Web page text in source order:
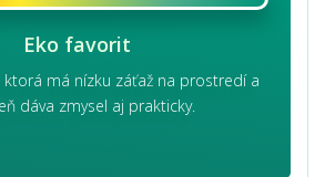
Eko favorit
ktorá má nízku záťaž na prostredí a
dáva zmysel aj prakticky.